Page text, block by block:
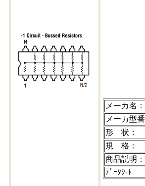
メーカ名：
メーカ型番
形 状：
規 格：
商品説明：
ﾃﾞｰﾀｼ-ﾄ